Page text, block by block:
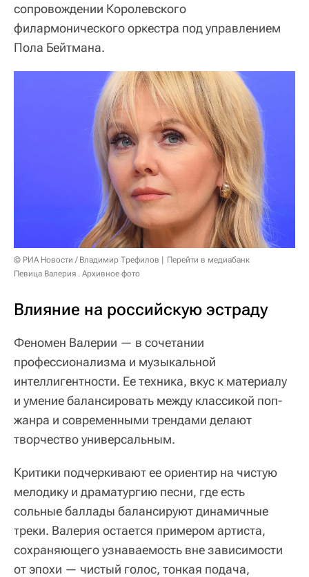
сопровождении Королевского
филармонического оркестра под управлением
Пола Бейтмана.
© РИА Новости / Владимир Трефилов
Перейти в медиабанк
Певица Валерия . Архивное фото
Влияние на российскую эстраду
Феномен Валерии — в сочетании
профессионализма и музыкальной
интеллигентности. Ее техника, вкус к материалу
и умение балансировать между классикой поп-
жанра и современными трендами делают
творчество универсальным.
Критики подчеркивают ее ориентир на чистую
мелодику и драматургию песни, где есть
сольные баллады балансируют динамичные
треки. Валерия остается примером артиста,
сохраняющего узнаваемость вне зависимости
от эпохи — чистый голос, тонкая подача,